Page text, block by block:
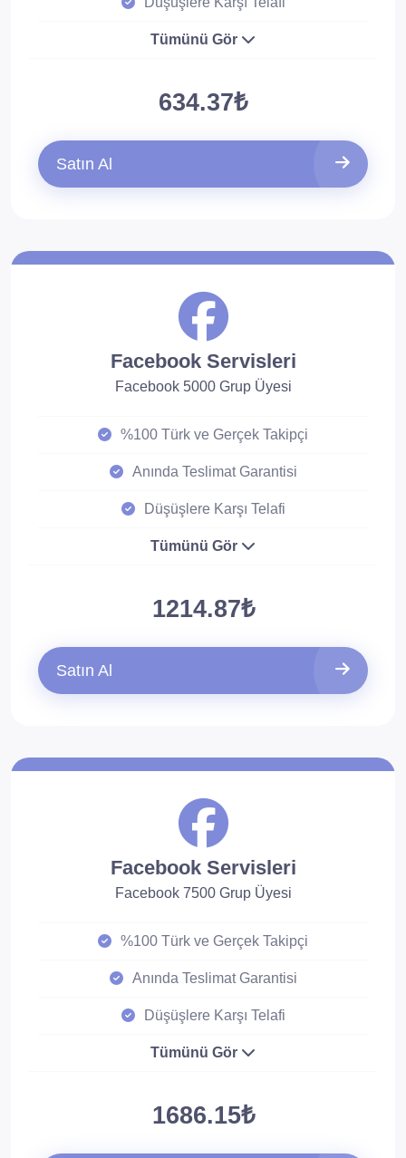
Tümünü Gör
634.37₺
Satın Al
Facebook Servisleri
Facebook 5000 Grup Üyesi
%100 Türk ve Gerçek Takipçi
Anında Teslimat Garantisi
Düşüşlere Karşı Telafi
Tümünü Gör
1214.87₺
Satın Al
Facebook Servisleri
Facebook 7500 Grup Üyesi
%100 Türk ve Gerçek Takipçi
Anında Teslimat Garantisi
Düşüşlere Karşı Telafi
Tümünü Gör
1686.15₺